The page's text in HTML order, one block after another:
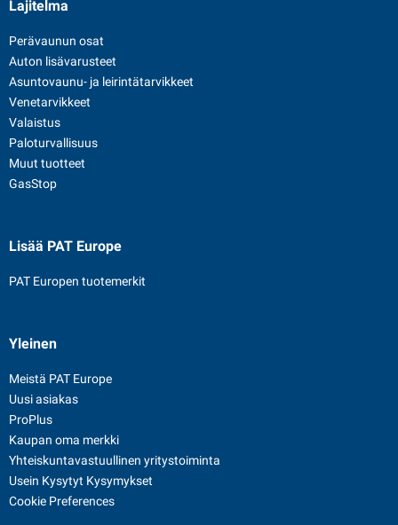
Lajitelma
Perävaunun osat
Auton lisävarusteet
Asuntovaunu- ja leirintätarvikkeet
Venetarvikkeet
Valaistus
Paloturvallisuus
Muut tuotteet
GasStop
Lisää PAT Europe
PAT Europen tuotemerkit
Yleinen
Meistä PAT Europe
Uusi asiakas
ProPlus
Kaupan oma merkki
Yhteiskuntavastuullinen yritystoiminta
Usein Kysytyt Kysymykset
Cookie Preferences